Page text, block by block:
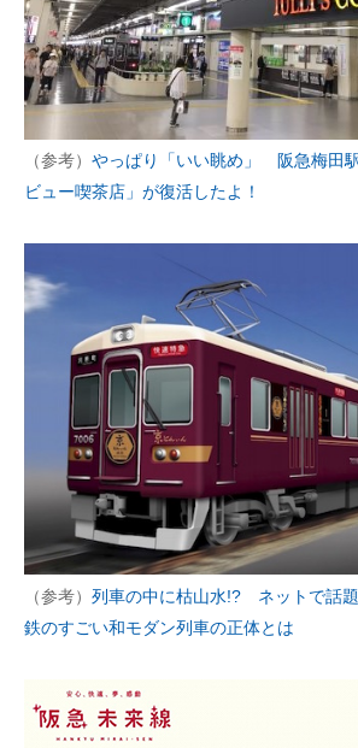
（参考） やっぱり「いい眺め」 阪急梅田
ビュー喫茶店」が復活したよ！
（参考） 列車の中に枯山水!? ネットで話
鉄のすごい和モダン列車の正体とは